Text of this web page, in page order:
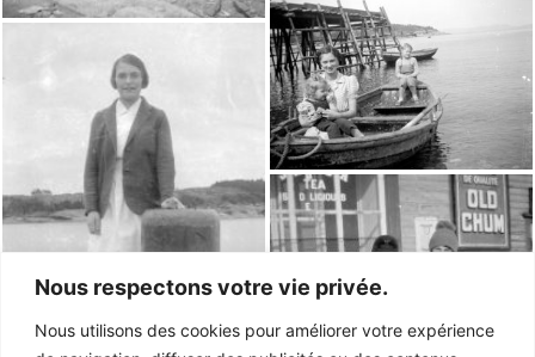
Nous respectons votre vie privée.
Nous utilisons des cookies pour améliorer votre expérience